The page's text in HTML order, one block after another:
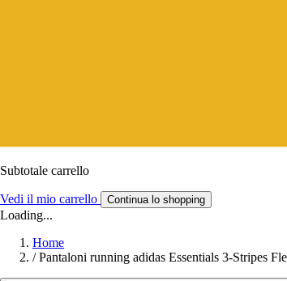
Subtotale carrello
Vedi il mio carrello Continua lo shopping
Loading...
Home
/ Pantaloni running adidas Essentials 3-Stripes